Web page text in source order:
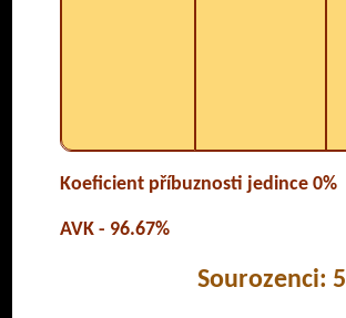
Koeficient příbuznosti jedince 0%
AVK - 96.67%
Sourozenci: 5